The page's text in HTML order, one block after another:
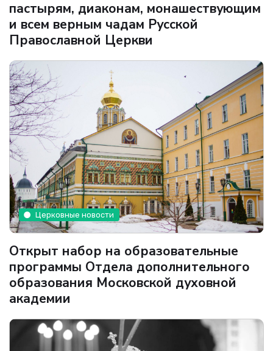
пастырям, диаконам, монашествующим
и всем верным чадам Русской
Православной Церкви
Церковные новости
Открыт набор на образовательные
программы Отдела дополнительного
образования Московской духовной
академии